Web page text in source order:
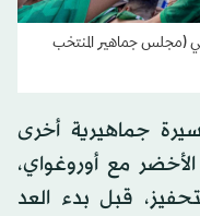
(مجلس جماهير المنتخب
جماهيرية أخرى
مع أوروغواي،
قبل بدء العد